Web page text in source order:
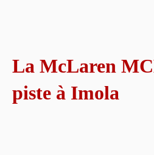
La McLaren
piste à Imola